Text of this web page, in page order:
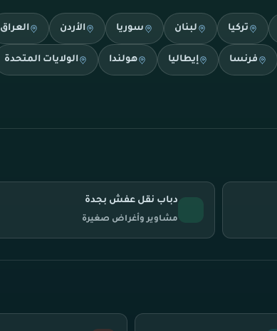
تركيا لبنان سوريا الأردن العراق
فرنسا إيطاليا هولندا الولايات المتحدة
دباب نقل عفش بجدة
مشاوير وأغراض صغيرة